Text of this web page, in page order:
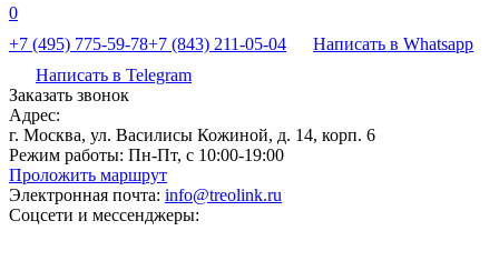
0
+7 (495) 775-59-78+7 (843) 211-05-04
Написать в Whatsapp
Написать в Telegram
Заказать звонок
Адрес:
г. Москва, ул. Василисы Кожиной, д. 14, корп. 6
Режим работы: Пн-Пт, с 10:00-19:00
Проложить маршрут
Электронная почта: info@treolink.ru
Соцсети и мессенджеры: